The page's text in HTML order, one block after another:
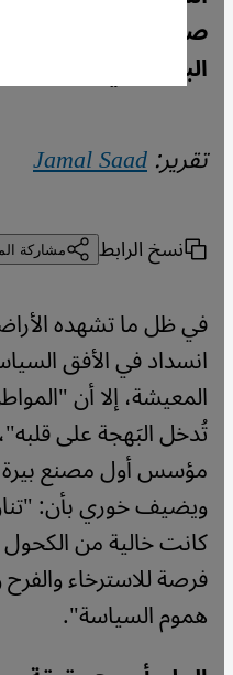
صيتها؟ جمال
البيرة الذي شجعه ياسر
تقرير:Jamal Saad
نسخ الرابط مشاركة
في ظل ما تشهده
انسداد في الأفق
المعيشة، إلا أن
تُدخل البَهجة على
مؤسس أول مصنع بيرة
ويضيف خوري بأن:
كانت خالية من
فرصة للاسترخاء
هموم السياسة".